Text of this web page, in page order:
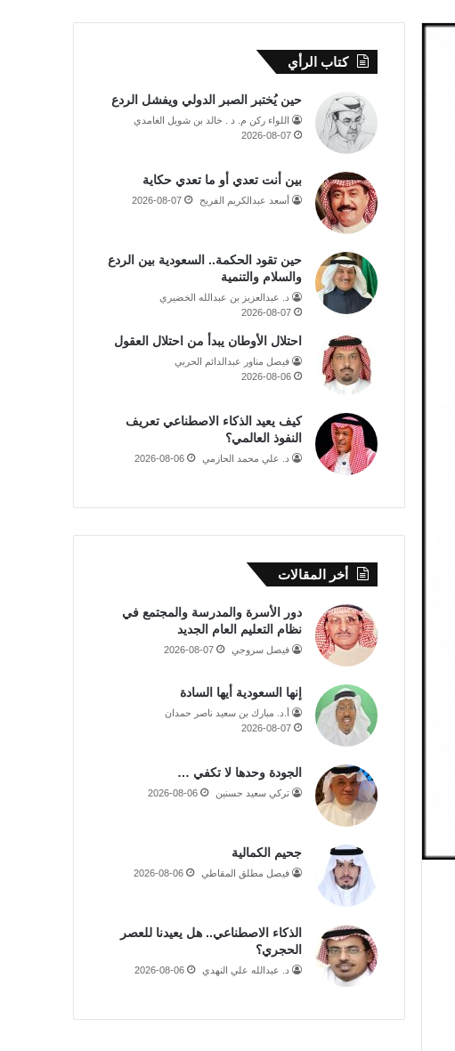
كتاب الرأي
حين يُختبر الصبر الدولي ويفشل الردع
اللواء ركن م. د . خالد بن شويل الغامدي
2026-08-07
بين أنت تعدي أو ما تعدي حكاية
أسعد عبدالكريم الفريح 2026-08-07
حين تقود الحكمة.. السعودية بين الردع
والسلام والتنمية
د. عبدالعزيز بن عبدالله الخضيري
2026-08-07
احتلال الأوطان يبدأ من احتلال العقول
فيصل مناور عبدالدائم الحربي
2026-08-06
كيف يعيد الذكاء الاصطناعي تعريف
النفوذ العالمي؟
د. علي محمد الحازمي 2026-08-06
أخر المقالات
دور الأسرة والمدرسة والمجتمع في
نظام التعليم العام الجديد
فيصل سروجي 2026-08-07
إنها السعودية أيها السادة
أ.د. مبارك بن سعيد ناصر حمدان
2026-08-07
الجودة وحدها لا تكفي …
تركي سعيد حسنين 2026-08-06
جحيم الكمالية
فيصل مطلق المقاطي 2026-08-06
الذكاء الاصطناعي.. هل يعيدنا للعصر
الحجري؟
د. عبدالله علي النهدي 2026-08-06